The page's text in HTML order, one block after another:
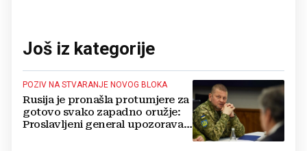
Još iz kategorije
POZIV NA STVARANJE NOVOG BLOKA
Rusija je pronašla protumjere za
gotovo svako zapadno oružje:
Proslavljeni general upozorava